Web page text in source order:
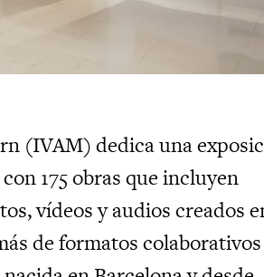
(IVAM) dedica una
175 obras que incluyen
vídeos y audios creados
de formatos colaborativos